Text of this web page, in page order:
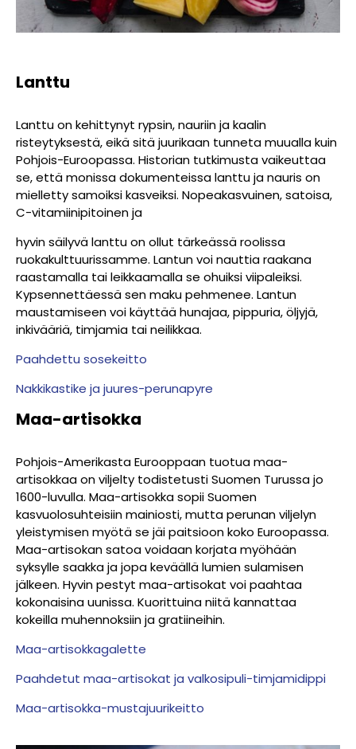
Lanttu
Lanttu on kehittynyt rypsin, nauriin ja kaalin
risteytyksestä, eikä sitä juurikaan tunneta muualla kuin
Pohjois-Euroopassa. Historian tutkimusta vaikeuttaa
se, että monissa dokumenteissa lanttu ja nauris on
mielletty samoiksi kasveiksi. Nopeakasvuinen, satoisa,
C-vitamiinipitoinen ja
hyvin säilyvä lanttu on ollut tärkeässä roolissa
ruokakulttuurissamme. Lantun voi nauttia raakana
raastamalla tai leikkaamalla se ohuiksi viipaleiksi.
Kypsennettäessä sen maku pehmenee. Lantun
maustamiseen voi käyttää hunajaa, pippuria, öljyjä,
inkivääriä, timjamia tai neilikkaa.
Paahdettu sosekeitto
Nakkikastike ja juures-perunapyre
Maa-artisokka
Pohjois-Amerikasta Eurooppaan tuotua maa-
artisokkaa on viljelty todistetusti Suomen Turussa jo
1600-luvulla. Maa-artisokka sopii Suomen
kasvuolosuhteisiin mainiosti, mutta perunan viljelyn
yleistymisen myötä se jäi paitsioon koko Euroopassa.
Maa-artisokan satoa voidaan korjata myöhään
syksylle saakka ja jopa keväällä lumien sulamisen
jälkeen. Hyvin pestyt maa-artisokat voi paahtaa
kokonaisina uunissa. Kuorittuina niitä kannattaa
kokeilla muhennoksiin ja gratiineihin.
Maa-artisokkagalette
Paahdetut maa-artisokat ja valkosipuli-timjamidippi
Maa-artisokka-mustajuurikeitto